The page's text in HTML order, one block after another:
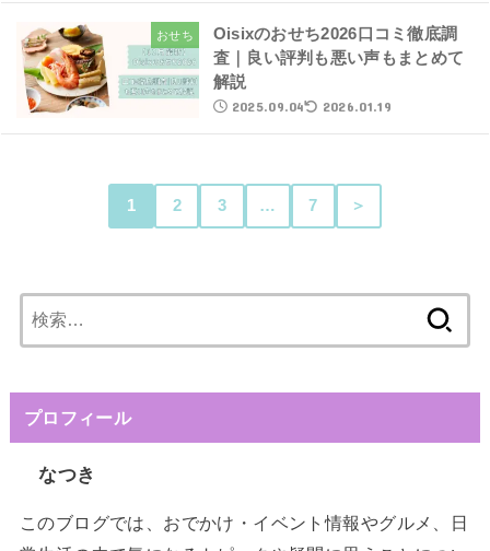
おせち
Oisixのおせち2026口コミ徹底調
査｜良い評判も悪い声もまとめて
解説
2025.09.04 2026.01.19
1 2 3 … 7 ＞
索:
プロフィール
なつき
このブログでは、おでかけ・イベント情報やグルメ、日